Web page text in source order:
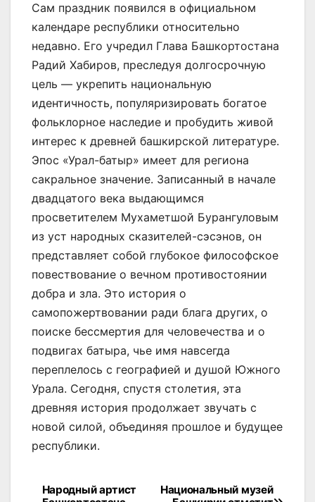
Сам праздник появился в официальном
календаре республики относительно
недавно. Его учредил Глава Башкортостана
Радий Хабиров, преследуя долгосрочную
цель — укрепить национальную
идентичность, популяризировать богатое
фольклорное наследие и пробудить живой
интерес к древней башкирской литературе.
Эпос «Урал-батыр» имеет для региона
сакральное значение. Записанный в начале
двадцатого века выдающимся
просветителем Мухаметшой Бурангуловым
из уст народных сказителей-сэсэнов, он
представляет собой глубокое философское
повествование о вечном противостоянии
добра и зла. Это история о
самопожертвовании ради блага других, о
поиске бессмертия для человечества и о
подвигах батыра, чье имя навсегда
переплелось с географией и душой Южного
Урала. Сегодня, спустя столетия, эта
древняя история продолжает звучать с
новой силой, объединяя прошлое и будущее
республики.
Навигация
Национальный музей
Народный артист